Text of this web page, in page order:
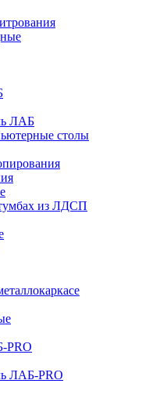
ЛАБ
столы
из ЛДСП
PRO
ЛАБ-PRO